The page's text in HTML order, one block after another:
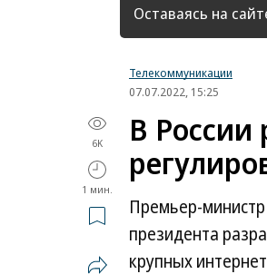
Оставаясь на
Телекоммуникации
07.07.2022, 15:25
6K
1 мин.
В России
Премьер-
президента
крупных